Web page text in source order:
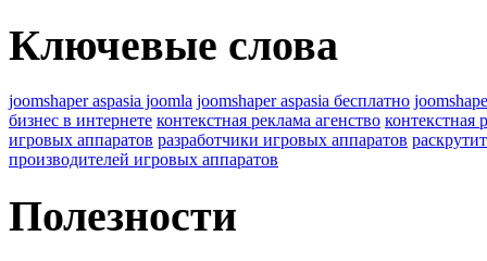
Ключевые слова
joomshaper aspasia joomla joomshaper aspasia бесплатно
бизнес в интернете контекстная реклама агенство контекстная
игровых аппаратов разработчики игровых аппаратов
производителей игровых аппаратов
Полезности